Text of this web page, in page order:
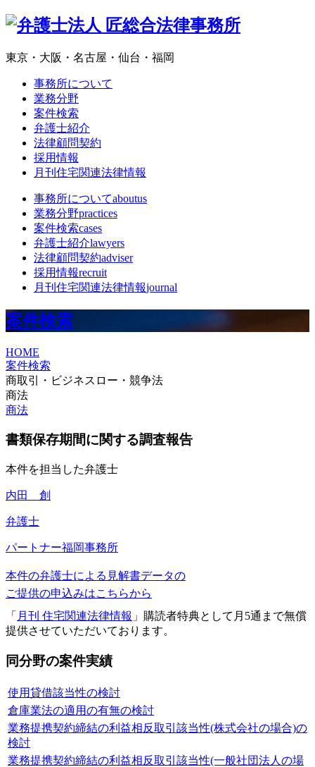
東京・大阪・名古屋・仙台・福岡
事務所について
業務分野
案件検索
弁護士紹介
法律顧問契約
採用情報
月刊住宅関連法律情報
事務所についてaboutus
業務分野practices
案件検索cases
弁護士紹介lawyers
法律顧問契約adviser
採用情報recruit
月刊住宅関連法律情報journal
案件検索
HOME
案件検索
商取引・ビジネスロー・競争法
商法
商法
書類保存期間に関する調査報告
本件を担当した弁護士
内田 創
弁護士
パートナー福岡事務所
本件の弁護士による見解書データの
ご提供の申込みはこちらから
「 月刊 住宅関連法律情報 」購読者特典として月5通まで無償
提供させていただいております。
同分野の案件実績
使用貸借該当性の検討
倉庫業法の適用の有無の検討
業務提携契約締結の利益相反取引該当性(株式会社の場合)の
検討
業務提携契約締結の利益相反取引該当性(一般社団法人の場